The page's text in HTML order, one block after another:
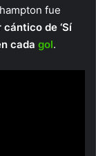
fue
cántico de ‘Sí
cada gol.